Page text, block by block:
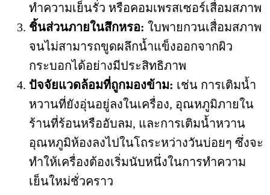
ทำความเย็นรั่ว หรือคอมเพรสเซอร์เสื่อมสภาพ
ชิ้นส่วนภายในสึกหรอ: ใบพายกวนเสื่อมสภาพ
จนไม่สามารถขูดผลึกน้ำแข็งออกจากผิว
กระบอกได้อย่างมีประสิทธิภาพ
ปัจจัยแวดล้อมที่ถูกมองข้าม: เช่น การเติมน้ำ
หวานที่ยังอุ่นอยู่ลงในเครื่อง, อุณหภูมิภายใน
ร้านที่ร้อนหรืออับลม, และการเติมน้ำหวาน
อุณหภูมิห้องลงไปในโถระหว่างวันบ่อยๆ ซึ่งจะ
ทำให้เครื่องต้องเริ่มนับหนึ่งในการทำความ
เย็นใหม่ชั่วคราว